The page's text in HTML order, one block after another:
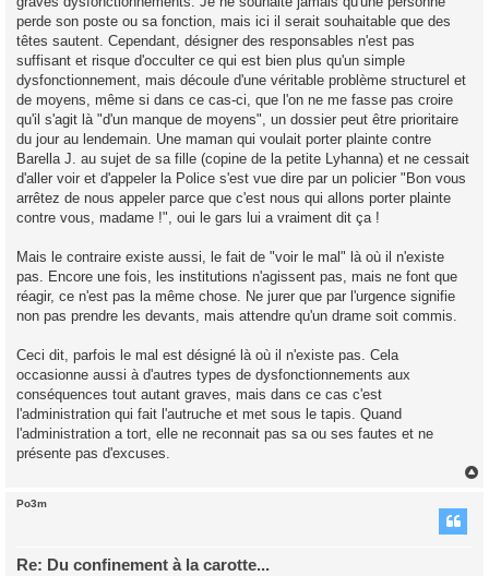
perde son poste ou sa fonction, mais ici il serait souhaitable que des
têtes sautent. Cependant, désigner des responsables n'est pas
suffisant et risque d'occulter ce qui est bien plus qu'un simple
dysfonctionnement, mais découle d'une véritable problème structurel et
de moyens, même si dans ce cas-ci, que l'on ne me fasse pas croire
qu'il s'agit là "d'un manque de moyens", un dossier peut être prioritaire
du jour au lendemain. Une maman qui voulait porter plainte contre
Barella J. au sujet de sa fille (copine de la petite Lyhanna) et ne cessait
d'aller voir et d'appeler la Police s'est vue dire par un policier "Bon vous
arrêtez de nous appeler parce que c'est nous qui allons porter plainte
contre vous, madame !", oui le gars lui a vraiment dit ça !
Mais le contraire existe aussi, le fait de "voir le mal" là où il n'existe
pas. Encore une fois, les institutions n'agissent pas, mais ne font que
réagir, ce n'est pas la même chose. Ne jurer que par l'urgence signifie
non pas prendre les devants, mais attendre qu'un drame soit commis.
Ceci dit, parfois le mal est désigné là où il n'existe pas. Cela
occasionne aussi à d'autres types de dysfonctionnements aux
conséquences tout autant graves, mais dans ce cas c'est
l'administration qui fait l'autruche et met sous le tapis. Quand
l'administration a tort, elle ne reconnait pas sa ou ses fautes et ne
présente pas d'excuses.
Po3m
Re: Du confinement à la carotte...